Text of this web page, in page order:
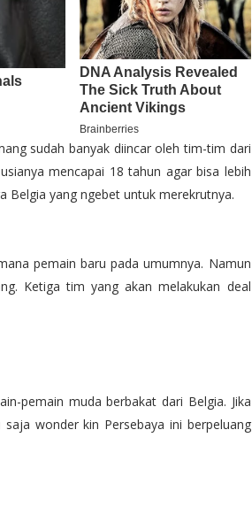
sudah banyak diincar oleh tim-tim dari
mencapai 18 tahun agar bisa lebih
Belgia yang ngebet untuk merekrutnya.
pemain baru pada umumnya. Namun
Ketiga tim yang akan melakukan deal
pemain muda berbakat dari Belgia. Jika
wonder kin Persebaya ini berpeluang